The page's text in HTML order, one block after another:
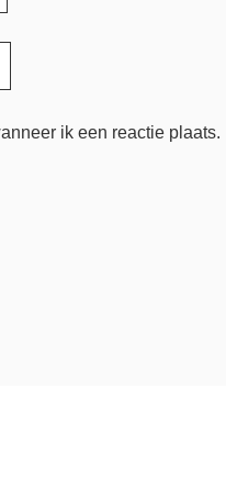
ik een reactie plaats.